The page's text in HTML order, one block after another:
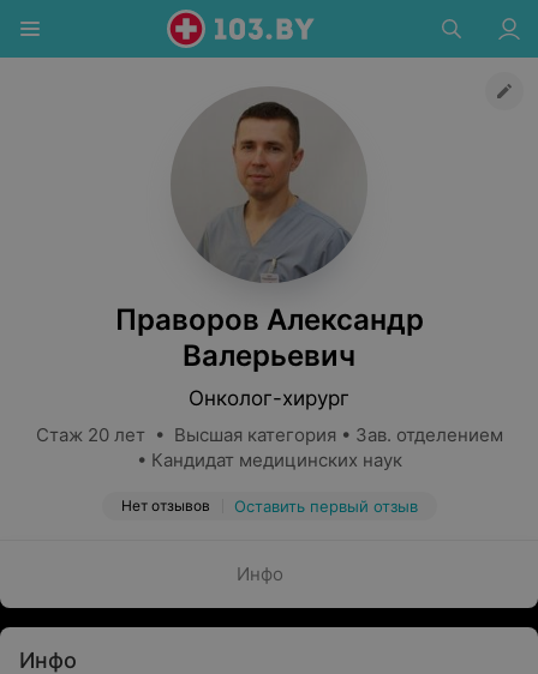
Праворов Александр
Валерьевич
Онколог-хирург
Стаж 20 лет • Высшая категория • Зав. отделением
• Кандидат медицинских наук
Нет отзывов Оставить первый отзыв
Инфо
Инфо